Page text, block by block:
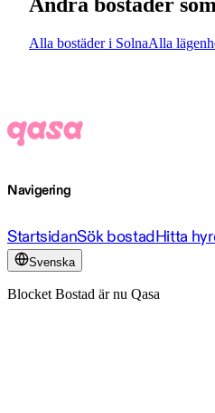
Alla bostäder i SolnaAlla
Navigering
StartsidanSök bostadHitta
Svenska
Blocket Bostad är nu Qasa